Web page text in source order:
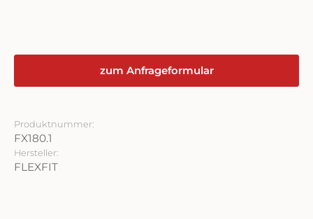
zum Anfrageformular
Produktnummer:
FX180.1
Hersteller:
FLEXFIT